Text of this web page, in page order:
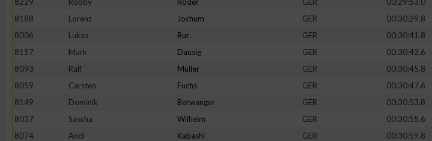
8188
Lorenz Jochum GER 00:30:29.8
8006
Lukas Bur GER
00:30:41.8
8157
Mark Dausig GER
00:30:42.6
8093
Ralf Müller GER
00:30:45.8
8059
Carsten Fuchs GER
00:30:47.6
8149
Dominik Berwanger GER 00:30:53.8
8037
Sascha Wilhelm GER
00:30:55.6
8074
Andi Kabashi GER
00:30:59.8
Erstellung von Profilen zur Personalisierung von Inhalten
Messung der Werbeleistung
Messung der Performance von Inhalten